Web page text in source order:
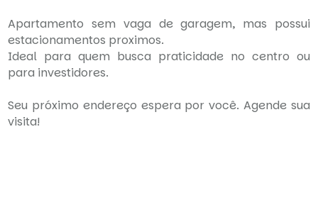
Apartamento sem vaga de garagem, mas possui
estacionamentos proximos.
Ideal para quem busca praticidade no centro ou
para investidores.
Seu próximo endereço espera por você. Agende sua
visita!